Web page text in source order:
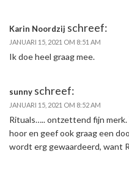
Karin Noordzij schreef:
JANUARI 15, 2021 OM 8:51 AM
Ik doe heel graag mee.
sunny schreef:
JANUARI 15, 2021 OM 8:52 AM
Rituals….. ontzettend fijn
hoor en geef ook graag een
wordt erg gewaardeerd, want